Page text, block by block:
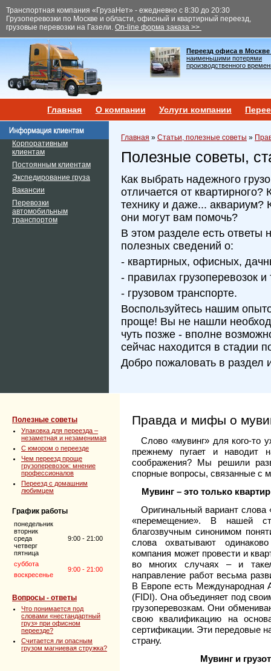
Транспортная компания «ГрузаНет» - ежедневно с 8:30 до 20:30
Грузоперевозки по Москве и области, офисный и квартирный переезд,
грузовые перевозки на Газели. On-line форма заказа >>
Переезд офиса в Москве
наименьшими потерями
производственного
Главная О компании Услуги компании
Корпоративным
клиентам
Постоянным клиентам
Экспедирование груза
Вакансии
Перевозки
автомобильным
транспортом
Главная » Статьи, полезные советы »
Полезные советы,
Как выбрать надежного
отличается от
технику и даже... аквариум?
они могут вам помочь?
В этом разделе есть ответы
полезных сведений о:
- квартирных, офисных,
- правилах грузоперевозок и
- грузовом транспорте.
Воспользуйтесь нашим
проще! Вы не нашли
чуть позже - вполне
сейчас находится в стадии
Добро пожаловать в раздел
Полезные советы
Упаковка для переезда –
незаметная и незаменимая
C юмором о переезде
Чем переезд проще
грузоперевозок: мнение
профессионалов
Переезд с домашним
любимцем
График работы
понедельник
вторник
среда
четверг
пятница
9:00 - 21:00
суббота
9:00 - 21:00
воскресенье
Вопросы - ответы
Что понимается под
словами «нестандартный
груз» при офисном
переезде?
Считается ли опасным
грузом магниевая стружка?
Правда и мифы о
Слово «мувинг» для кого-то
прежнему пугает и
соображения? Мы решили
спорные вопросы, связанные с
Мувинг – это только
Оригинальный вариант слова
«перемещение». В нашей
благозвучным синонимом
слова охватывают
компания может провести и
во многих случаях – и
направление работ весьма
В Европе есть Международная
(FIDI). Она объединяет под
грузоперевозкам. Они
свою квалификацию на
сертификации. Эти передовые
страну.
Мувинг и